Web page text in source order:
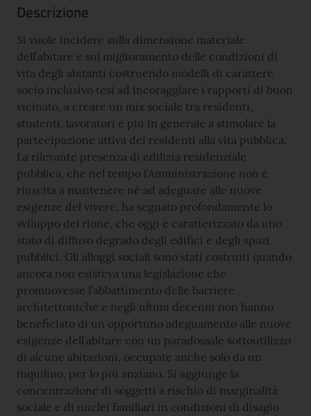
Descrizione
Si vuole incidere sulla dimensione materiale
dell’abitare e sul miglioramento delle condizioni di
vita degli abitanti costruendo modelli di carattere
socio inclusivo tesi ad incoraggiare i rapporti di buon
vicinato, a creare un mix sociale tra residenti,
studenti, lavoratori e più in generale a stimolare la
partecipazione attiva dei residenti alla vita pubblica.
La rilevante presenza di edilizia residenziale
pubblica, che nel tempo l’Amministrazione non è
riuscita a mantenere né ad adeguare alle nuove
esigenze del vivere, ha segnato profondamente lo
sviluppo del rione, che oggi è caratterizzato da uno
stato di diffuso degrado degli edifici e degli spazi
pubblici. Gli alloggi sociali sono stati costruiti quando
ancora non esisteva una legislazione che
promuovesse l’abbattimento delle barriere
architettoniche e negli ultimi decenni non hanno
beneficiato di un opportuno adeguamento alle nuove
esigenze dell’abitare con un paradossale sottoutilizzo
di alcune abitazioni, occupate anche solo da un
inquilino, per lo più anziano. Si aggiunge la
concentrazione di soggetti a rischio di marginalità
sociale e di nuclei familiari in condizioni di disagio